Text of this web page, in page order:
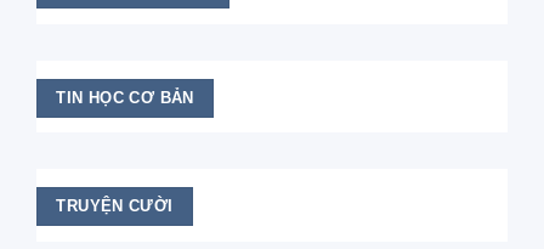
TIN HỌC CƠ BẢN
TRUYỆN CƯỜI